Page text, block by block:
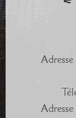
Adresse